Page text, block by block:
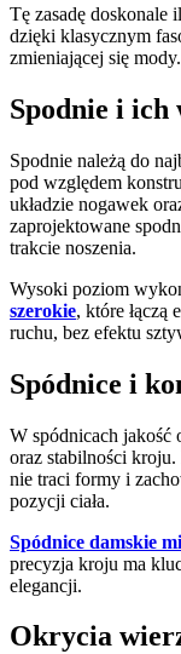
Tę zasadę doskonale
dzięki klasycznym
zmieniającej się mody.
Spodnie i ich
Spodnie należą do
pod względem
układzie nogawek
zaprojektowane
trakcie noszenia.
Wysoki poziom
szerokie, które łączą
ruchu, bez efektu
Spódnice i
W spódnicach jakość
oraz stabilności
nie traci formy i
pozycji ciała.
Spódnice damskie
precyzja kroju ma
elegancji.
Okrycia